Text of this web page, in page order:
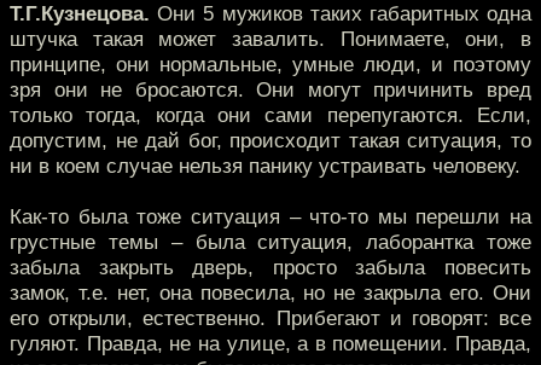
Т.Г.Кузнецова. Они 5 мужиков таких габаритных одна
штучка такая может завалить. Понимаете, они, в
принципе, они нормальные, умные люди, и поэтому
зря они не бросаются. Они могут причинить вред
только тогда, когда они сами перепугаются. Если,
допустим, не дай бог, происходит такая ситуация, то
ни в коем случае нельзя панику устраивать человеку.
Как-то была тоже ситуация – что-то мы перешли на
грустные темы – была ситуация, лаборантка тоже
забыла закрыть дверь, просто забыла повесить
замок, т.е. нет, она повесила, но не закрыла его. Они
его открыли, естественно. Прибегают и говорят: все
гуляют. Правда, не на улице, а в помещении. Правда,